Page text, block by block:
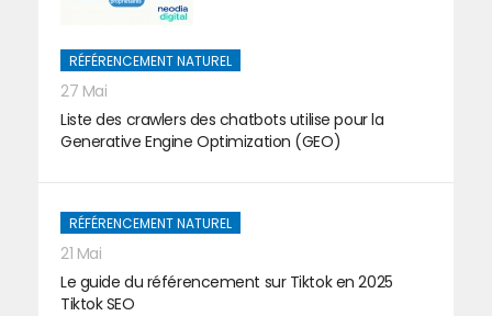
RÉFÉRENCEMENT NATUREL
27 Mai
Liste des crawlers des chatbots utilise pour la
Generative Engine Optimization (GEO)
RÉFÉRENCEMENT NATUREL
21 Mai
Le guide du référencement sur Tiktok en 2025
Tiktok SEO